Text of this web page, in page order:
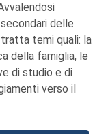
delle
temi quali: la
della famiglia, le
di studio e di
verso il